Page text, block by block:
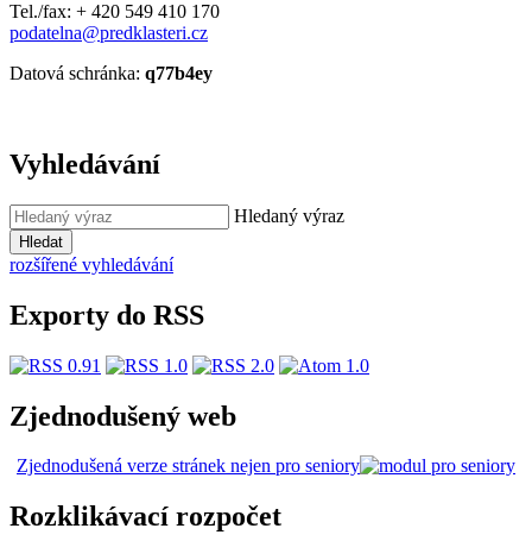
Tel./fax: + 420 549 410 170
podatelna@predklasteri.cz
Datová schránka: q77b4ey
Vyhledávání
Hledaný výraz
Hledat
rozšířené vyhledávání
Exporty do RSS
Zjednodušený web
Zjednodušená verze stránek nejen pro seniory
Rozklikávací rozpočet